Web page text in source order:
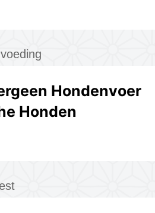
Hondenvoer
Honden